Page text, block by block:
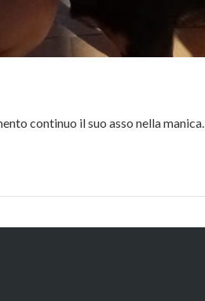
continuo il suo asso nella manica.